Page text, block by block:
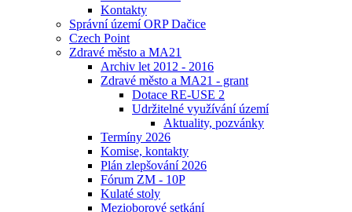
Kontakty
Správní území ORP Dačice
Czech Point
Zdravé město a MA21
Archiv let 2012 - 2016
Zdravé město a MA21 - grant
Dotace RE-USE 2
Udržitelné využívání území
Aktuality, pozvánky
Termíny 2026
Komise, kontakty
Plán zlepšování 2026
Fórum ZM - 10P
Kulaté stoly
Mezioborové setkání